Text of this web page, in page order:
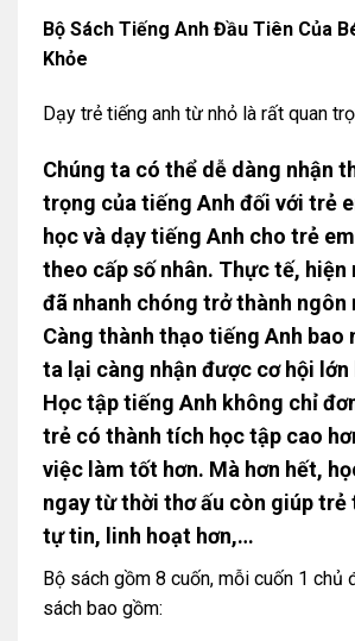
Bộ Sách Tiếng Anh Đầu Tiên Của
Khỏe
Dạy trẻ tiếng anh từ nhỏ là rất quan
Chúng ta có thể dễ dàng nhận
trọng của tiếng Anh đối với trẻ
học và dạy tiếng Anh cho trẻ
theo cấp số nhân. Thực tế, hiện
đã nhanh chóng trở thành ngôn
Càng thành thạo tiếng Anh bao
ta lại càng nhận được cơ hội lớn
Học tập tiếng Anh không chỉ
trẻ có thành tích học tập cao
việc làm tốt hơn. Mà hơn hết,
ngay từ thời thơ ấu còn giúp trẻ
tự tin, linh hoạt hơn,…
Bộ sách gồm 8 cuốn, mỗi cuốn 1 chủ
sách bao gồm: